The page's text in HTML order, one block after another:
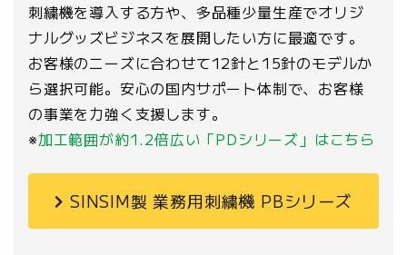
刺繍機を導入する方や、多品種少量生産でオリジ
ナルグッズビジネスを展開したい方に最適です。
お客様のニーズに合わせて12針と15針のモデルか
ら選択可能。安心の国内サポート体制で、お客様
の事業を力強く支援します。
※加工範囲が約1.2倍広い「PDシリーズ」はこちら
SINSIM製 業務用刺繍機 PBシリーズ